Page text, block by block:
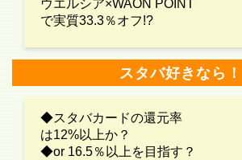
ウエルシア×WAON POINT
で実質33.3％オフ!?
スタバ好きなら！
◆スタバカードの還元率
は12%以上か？
◆or 16.5％以上を目指す？